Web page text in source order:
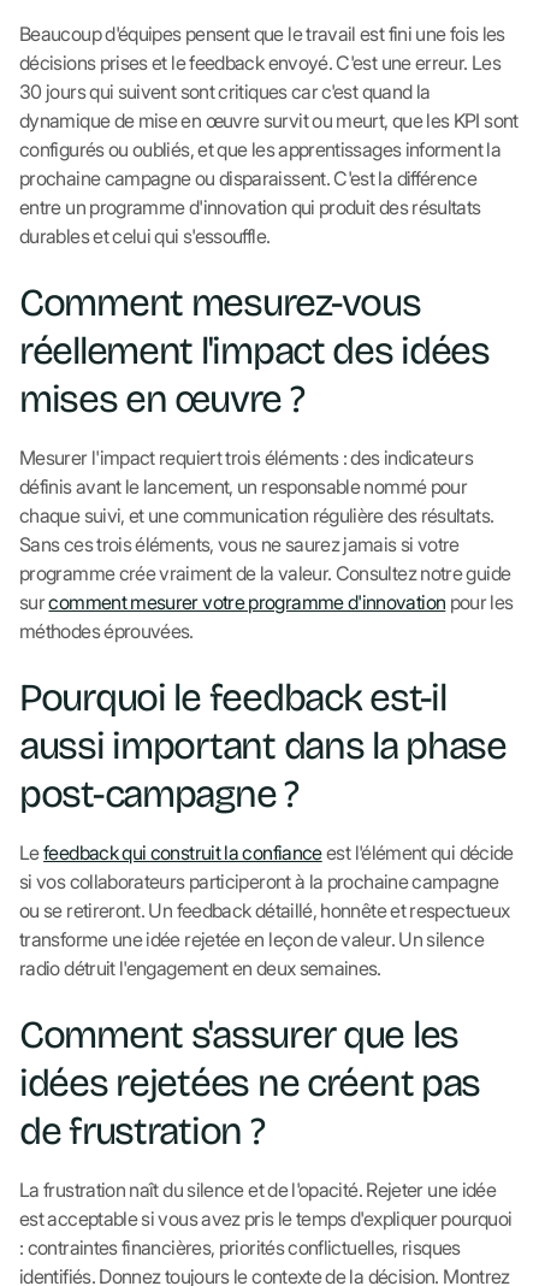
Beaucoup d'équipes pensent que le travail est fini une fois les
décisions prises et le feedback envoyé. C'est une erreur. Les
30 jours qui suivent sont critiques car c'est quand la
dynamique de mise en œuvre survit ou meurt, que les KPI sont
configurés ou oubliés, et que les apprentissages informent la
prochaine campagne ou disparaissent. C'est la différence
entre un programme d'innovation qui produit des résultats
durables et celui qui s'essouffle.
Comment mesurez-vous
réellement l'impact des idées
mises en œuvre ?
Mesurer l'impact requiert trois éléments : des indicateurs
définis avant le lancement, un responsable nommé pour
chaque suivi, et une communication régulière des résultats.
Sans ces trois éléments, vous ne saurez jamais si votre
programme crée vraiment de la valeur. Consultez notre guide
surcomment mesurer votre programme d'innovation pour les
méthodes éprouvées.
Pourquoi le feedback est-il
aussi important dans la phase
post-campagne ?
Lefeedback qui construit la confianceest l'élément qui décide
si vos collaborateurs participeront à la prochaine campagne
ou se retireront. Un feedback détaillé, honnête et respectueux
transforme une idée rejetée en leçon de valeur. Un silence
radio détruit l'engagement en deux semaines.
Comment s'assurer que les
idées rejetées ne créent pas
de frustration ?
La frustration naît du silence et de l'opacité. Rejeter une idée
est acceptable si vous avez pris le temps d'expliquer pourquoi
: contraintes financières, priorités conflictuelles, risques
identifiés. Donnez toujours le contexte de la décision. Montrez